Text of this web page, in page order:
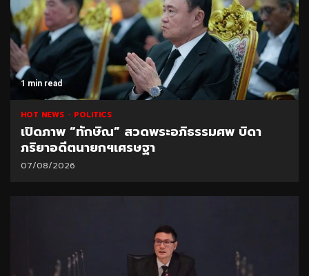
1 min read
HOT NEWS POLITICS
เปิดภาพ “ทักษิณ” สวดพระอภิธรรมศพ บิดา
ภริยาอดีตนายกฯเศรษฐา
07/08/2026